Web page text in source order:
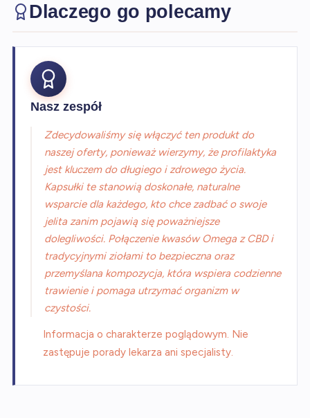
Dlaczego go polecamy
Nasz zespół
Zdecydowaliśmy się włączyć ten produkt do
naszej oferty, ponieważ wierzymy, że profilaktyka
jest kluczem do długiego i zdrowego życia.
Kapsułki te stanowią doskonałe, naturalne
wsparcie dla każdego, kto chce zadbać o swoje
jelita zanim pojawią się poważniejsze
dolegliwości. Połączenie kwasów Omega z CBD i
tradycyjnymi ziołami to bezpieczna oraz
przemyślana kompozycja, która wspiera codzienne
trawienie i pomaga utrzymać organizm w
czystości.
Informacja o charakterze poglądowym. Nie
zastępuje porady lekarza ani specjalisty.